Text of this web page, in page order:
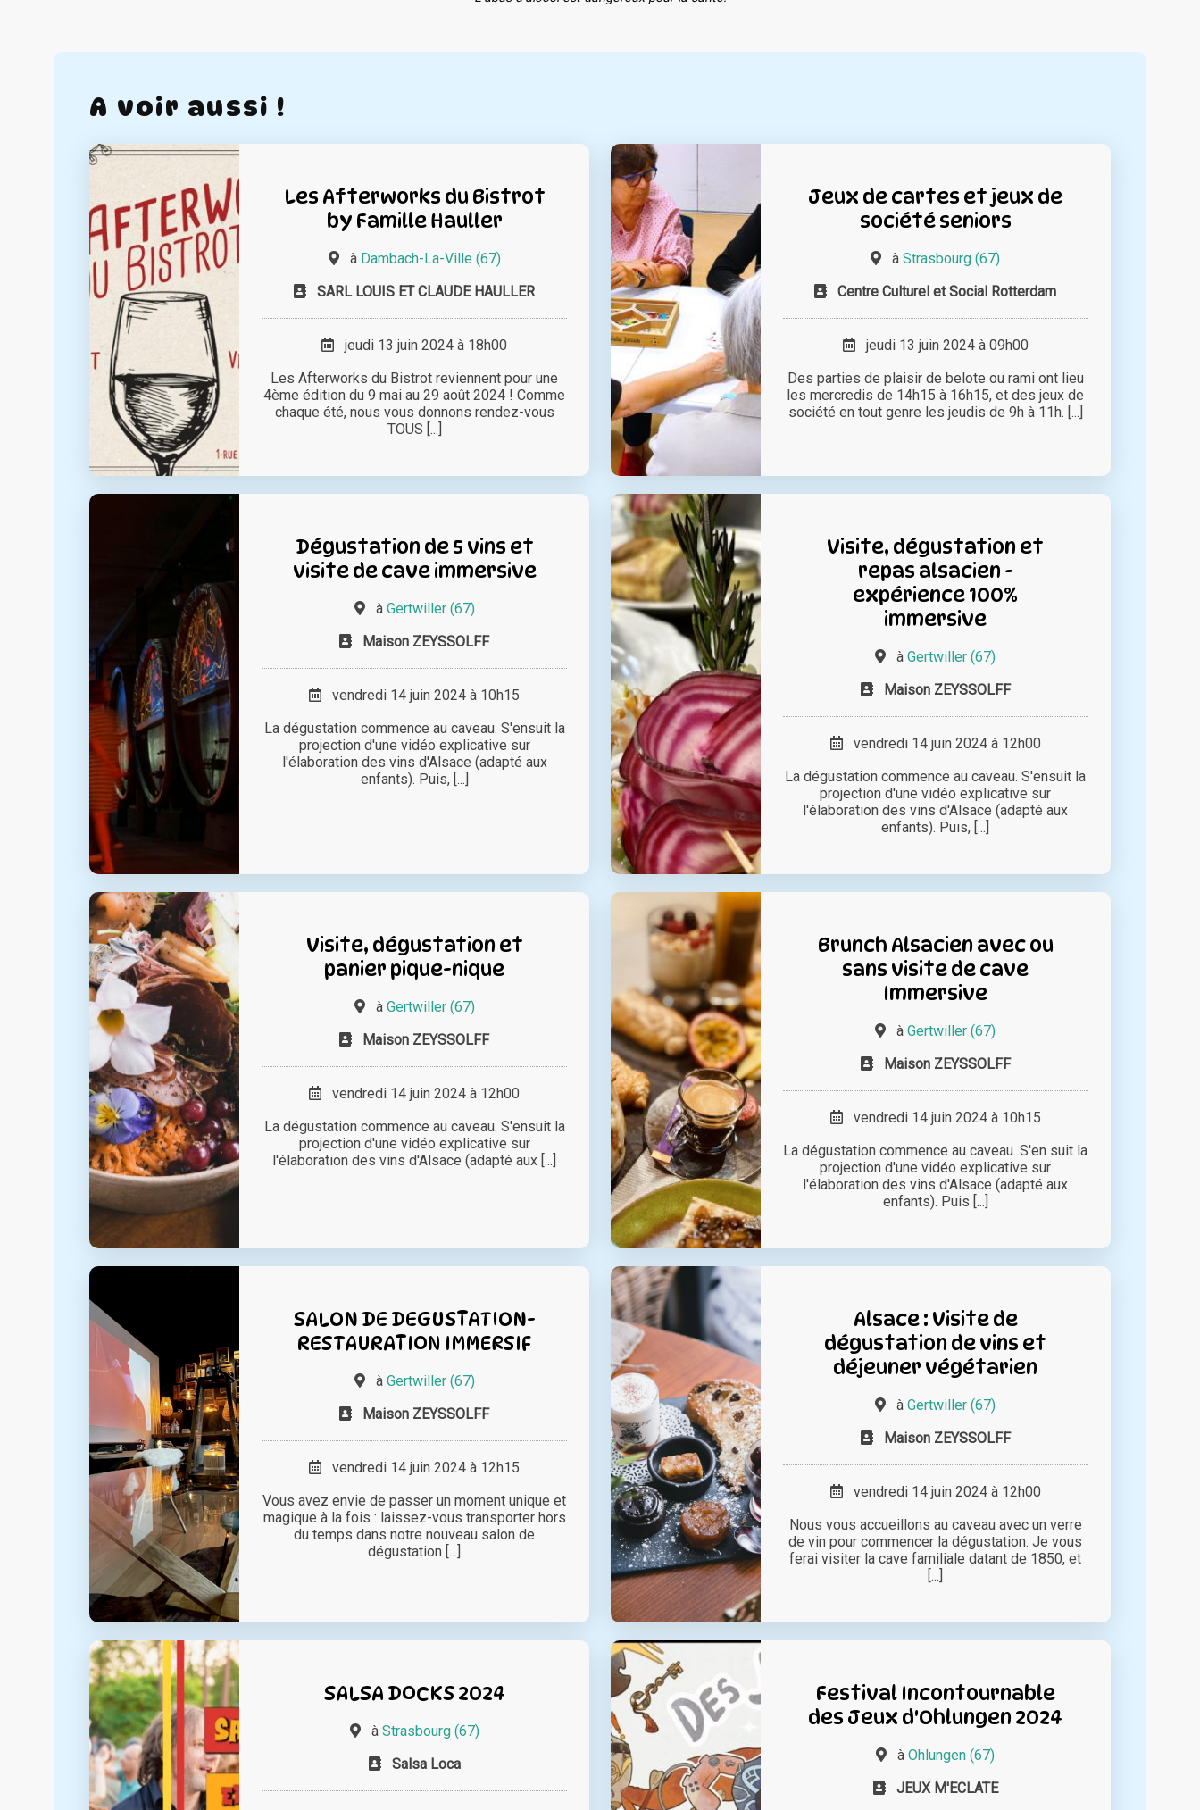
A voir aussi !
Les Afterworks du Bistrot
by Famille Hauller
à Dambach-La-Ville (67)
SARL LOUIS ET CLAUDE HAULLER
jeudi 13 juin 2024 à 18h00
Les Afterworks du Bistrot reviennent pour une
4ème édition du 9 mai au 29 août 2024 ! Comme
chaque été, nous vous donnons rendez-vous
TOUS [...]
Jeux de cartes et jeux de
société seniors
àStrasbourg (67)
Centre Culturel et Social Rotterdam
jeudi 13 juin 2024 à 09h00
Des parties de plaisir de belote ou rami ont lieu
les mercredis de 14h15 à 16h15, et des jeux de
société en tout genre les jeudis de 9h à 11h. [...]
Dégustation de 5 vins et
visite de cave immersive
à Gertwiller (67)
Maison ZEYSSOLFF
vendredi 14 juin 2024 à 10h15
La dégustation commence au caveau. S'ensuit la
projection d'une vidéo explicative sur
l'élaboration des vins d'Alsace (adapté aux
enfants). Puis, [...]
Visite, dégustation et
repas alsacien -
expérience 100%
immersive
àGertwiller (67)
Maison ZEYSSOLFF
vendredi 14 juin 2024 à 12h00
La dégustation commence au caveau. S'ensuit la
projection d'une vidéo explicative sur
l'élaboration des vins d'Alsace (adapté aux
enfants). Puis, [...]
Visite, dégustation et
panier pique-nique
à Gertwiller (67)
Maison ZEYSSOLFF
vendredi 14 juin 2024 à 12h00
La dégustation commence au caveau. S'ensuit la
projection d'une vidéo explicative sur
l'élaboration des vins d'Alsace (adapté aux [...]
Brunch Alsacien avec ou
sans visite de cave
Immersive
àGertwiller (67)
Maison ZEYSSOLFF
vendredi 14 juin 2024 à 10h15
La dégustation commence au caveau. S'en suit la
projection d'une vidéo explicative sur
l'élaboration des vins d'Alsace (adapté aux
enfants). Puis [...]
SALON DE DEGUSTATION-
RESTAURATION IMMERSIF
à Gertwiller (67)
Maison ZEYSSOLFF
vendredi 14 juin 2024 à 12h15
Vous avez envie de passer un moment unique et
magique à la fois : laissez-vous transporter hors
du temps dans notre nouveau salon de
dégustation [...]
Alsace : Visite de
dégustation de vins et
déjeuner végétarien
àGertwiller (67)
Maison ZEYSSOLFF
vendredi 14 juin 2024 à 12h00
Nous vous accueillons au caveau avec un verre
de vin pour commencer la dégustation. Je vous
ferai visiter la cave familiale datant de 1850, et
[...]
SALSA DOCKS 2024
à Strasbourg (67)
Salsa Loca
Festival Incontournable
des Jeux d'Ohlungen 2024
àOhlungen (67)
JEUX M'ECLATE